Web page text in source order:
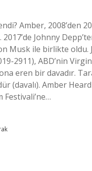
Amber, 2008’den
Johnny
Musk ile birlikte oldu.
2911), ABD’nin
eren bir davadır.
(davalı). Amber
Festivali’ne…